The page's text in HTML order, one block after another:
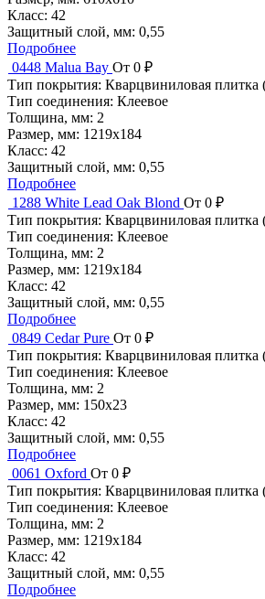
Класс: 42
Защитный слой, мм: 0,55
Подробнее
0448 Malua Bay От 0 ₽
Тип покрытия: Кварцвиниловая плитка
Тип соединения: Клеевое
Толщина, мм: 2
Размер, мм: 1219x184
Класс: 42
Защитный слой, мм: 0,55
Подробнее
1288 White Lead Oak Blond От 0 ₽
Тип покрытия: Кварцвиниловая плитка
Тип соединения: Клеевое
Толщина, мм: 2
Размер, мм: 1219x184
Класс: 42
Защитный слой, мм: 0,55
Подробнее
0849 Cedar Pure От 0 ₽
Тип покрытия: Кварцвиниловая плитка
Тип соединения: Клеевое
Толщина, мм: 2
Размер, мм: 150x23
Класс: 42
Защитный слой, мм: 0,55
Подробнее
0061 Oxford От 0 ₽
Тип покрытия: Кварцвиниловая плитка
Тип соединения: Клеевое
Толщина, мм: 2
Размер, мм: 1219x184
Класс: 42
Защитный слой, мм: 0,55
Подробнее